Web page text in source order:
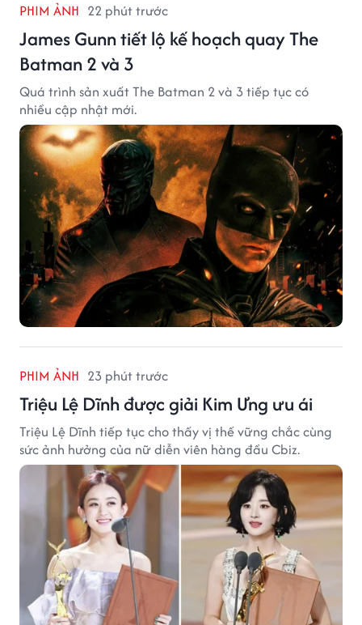
PHIM ẢNH 22 phút trước
James Gunn tiết lộ kế hoạch quay The
Batman 2 và 3
Quá trình sản xuất The Batman 2 và 3 tiếp tục có
nhiều cập nhật mới.
PHIM ẢNH 23 phút trước
Triệu Lệ Dĩnh được giải Kim Ưng ưu ái
Triệu Lệ Dĩnh tiếp tục cho thấy vị thế vững chắc cùng
sức ảnh hưởng của nữ diễn viên hàng đầu Cbiz.